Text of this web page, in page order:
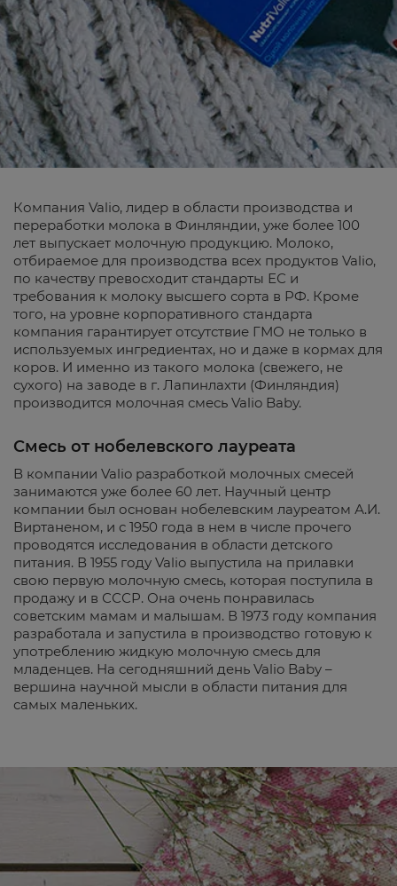
Компания Valio, лидер в области производства и
переработки молока в Финляндии, уже более 100
лет выпускает молочную продукцию. Молоко,
отбираемое для производства всех продуктов Valio,
по качеству превосходит стандарты ЕС и
требования к молоку высшего сорта в РФ. Кроме
того, на уровне корпоративного стандарта
компания гарантирует отсутствие ГМО не только в
используемых ингредиентах, но и даже в кормах для
коров. И именно из такого молока (свежего, не
сухого) на заводе в г. Лапинлахти (Финляндия)
производится молочная смесь Valio Baby.
Смесь от нобелевского лауреата
В компании Valio разработкой молочных смесей
занимаются уже более 60 лет. Научный центр
компании был основан нобелевским лауреатом А.И.
Виртаненом, и с 1950 года в нем в числе прочего
проводятся исследования в области детского
питания. В 1955 году Valio выпустила на прилавки
свою первую молочную смесь, которая поступила в
продажу и в СССР. Она очень понравилась
советским мамам и малышам. В 1973 году компания
разработала и запустила в производство готовую к
употреблению жидкую молочную смесь для
младенцев. На сегодняшний день Valio Baby –
вершина научной мысли в области питания для
самых маленьких.